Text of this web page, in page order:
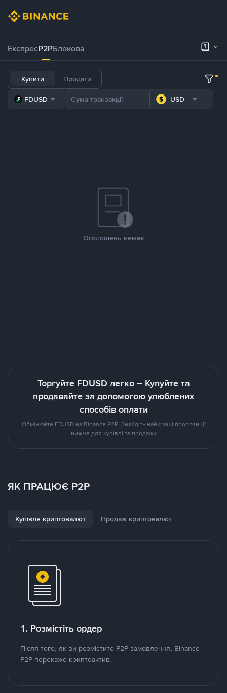
ЕкспресP2PБлокова
Купити Продати
FDUSD USD
Оголошень немає
Торгуйте FDUSD легко – Купуйте та
продавайте за допомогою улюблених
способів оплати
Обмінюйте FDUSD на Binance P2P. Знайдіть найкращі пропозиції
нижче для купівлі та продажу
ЯК ПРАЦЮЄ P2P
Купівля криптовалют Продаж криптовалют
1. Розмістіть ордер
Після того, як ви розмістите P2P замовлення, Binance
P2P перекаже криптоактив.